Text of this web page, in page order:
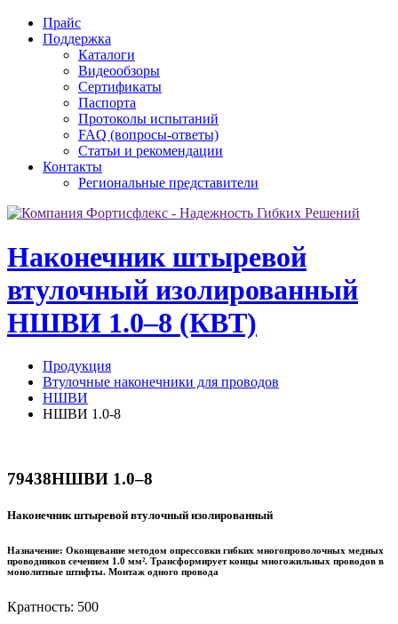
Прайс
Поддержка
Каталоги
Видеообзоры
Сертификаты
Паспорта
Протоколы испытаний
FAQ (вопросы-ответы)
Статьи и рекомендации
Контакты
Региональные представители
Наконечник штыревой
втулочный изолированный
НШВИ 1.0–8 (КВТ)
Продукция
Втулочные наконечники для проводов
НШВИ
НШВИ 1.0-8
79438НШВИ 1.0–8
Наконечник штыревой втулочный изолированный
Назначение: Оконцевание методом опрессовки гибких многопроволочных медных
проводников сечением 1.0 мм². Трансформирует концы многожильных проводов в
монолитные штифты. Монтаж одного провода
Кратность: 500